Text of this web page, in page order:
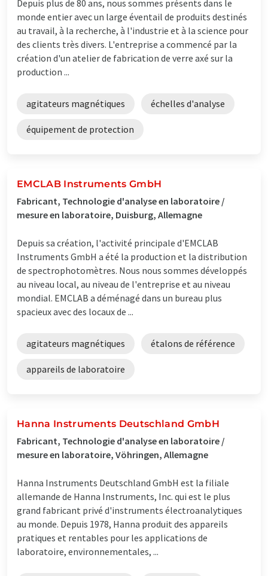
Depuis plus de 80 ans, nous sommes présents dans le
monde entier avec un large éventail de produits destinés
au travail, à la recherche, à l'industrie et à la science pour
des clients très divers. L'entreprise a commencé par la
création d'un atelier de fabrication de verre axé sur la
production ...
agitateurs magnétiques échelles d'analyse
équipement de protection
EMCLAB Instruments GmbH
Fabricant, Technologie d'analyse en laboratoire /
mesure en laboratoire, Duisburg, Allemagne
Depuis sa création, l'activité principale d'EMCLAB
Instruments GmbH a été la production et la distribution
de spectrophotomètres. Nous nous sommes développés
au niveau local, au niveau de l'entreprise et au niveau
mondial. EMCLAB a déménagé dans un bureau plus
spacieux avec des locaux de ...
agitateurs magnétiques étalons de référence
appareils de laboratoire
Hanna Instruments Deutschland GmbH
Fabricant, Technologie d'analyse en laboratoire /
mesure en laboratoire, Vöhringen, Allemagne
Hanna Instruments Deutschland GmbH est la filiale
allemande de Hanna Instruments, Inc. qui est le plus
grand fabricant privé d'instruments électroanalytiques
au monde. Depuis 1978, Hanna produit des appareils
pratiques et rentables pour les applications de
laboratoire, environnementales, ...